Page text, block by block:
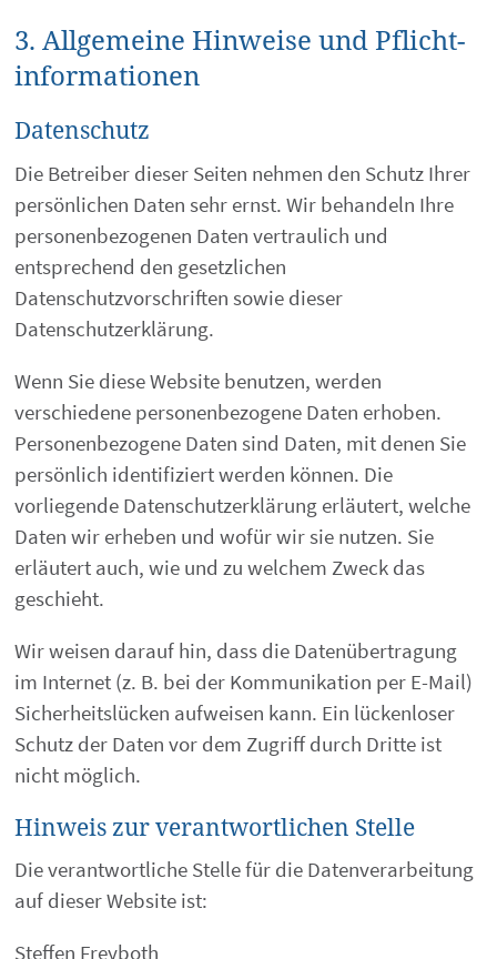
3. Allgemeine Hinweise und Pflicht­
informationen
Datenschutz
Die Betreiber dieser Seiten nehmen den Schutz Ihrer
persönlichen Daten sehr ernst. Wir behandeln Ihre
personenbezogenen Daten vertraulich und
entsprechend den gesetzlichen
Datenschutzvorschriften sowie dieser
Datenschutzerklärung.
Wenn Sie diese Website benutzen, werden
verschiedene personenbezogene Daten erhoben.
Personenbezogene Daten sind Daten, mit denen Sie
persönlich identifiziert werden können. Die
vorliegende Datenschutzerklärung erläutert, welche
Daten wir erheben und wofür wir sie nutzen. Sie
erläutert auch, wie und zu welchem Zweck das
geschieht.
Wir weisen darauf hin, dass die Datenübertragung
im Internet (z. B. bei der Kommunikation per E-Mail)
Sicherheitslücken aufweisen kann. Ein lückenloser
Schutz der Daten vor dem Zugriff durch Dritte ist
nicht möglich.
Hinweis zur verantwortlichen Stelle
Die verantwortliche Stelle für die Datenverarbeitung
auf dieser Website ist:
Steffen Freyboth